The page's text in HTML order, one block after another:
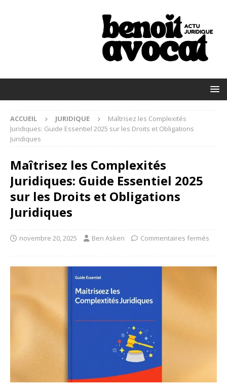
ACCUEIL JURIDIQUE
Maîtrisez les Complexités
Juridiques: Guide Essentiel 2025 sur les Droits et Obligations
Juridiques
Maîtrisez les Complexités
Juridiques: Guide Essentiel 2025
sur les Droits et Obligations
Juridiques
novembre 20, 2025 Ben Asken Commentaires fermés